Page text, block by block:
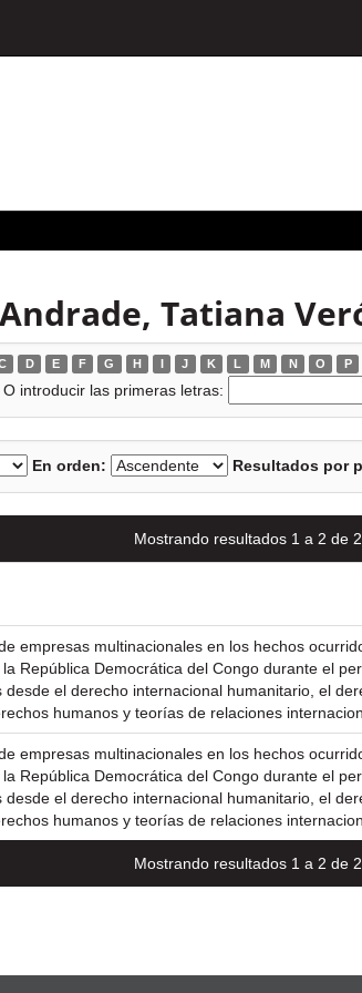
Tatiana
D E F G H I J K L M N O P
O introducir las primeras letras:
En orden: Resultados por
Mostrando resultados 1 a 2 de 2
empresas multinacionales en los hechos
República Democrática del Congo durante el
desde el derecho internacional humanitario, el
humanos y teorías de relaciones
empresas multinacionales en los hechos
República Democrática del Congo durante el
desde el derecho internacional humanitario, el
humanos y teorías de relaciones
Mostrando resultados 1 a 2 de 2